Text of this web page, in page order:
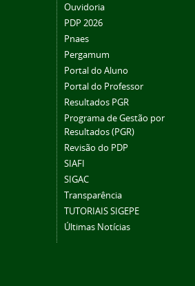
Ouvidoria
PDP 2026
Pnaes
Pergamum
Portal do Aluno
Portal do Professor
Resultados PGR
Programa de Gestão por
Resultados (PGR)
Revisão do PDP
SIAFI
SIGAC
Transparência
TUTORIAIS SIGEPE
Últimas Notícias